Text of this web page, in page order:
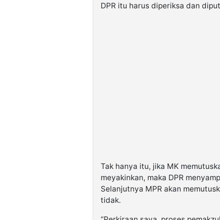
DPR itu harus diperiksa dan
Tak hanya itu, jika MK
meyakinkan, maka DPR
Selanjutnya MPR akan
tidak.